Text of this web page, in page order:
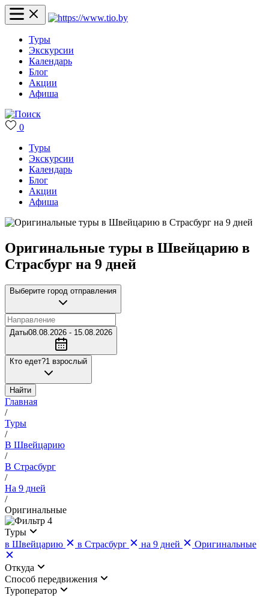
Туры
Экскурсии
Календарь
Блог
Акции
Афиша
0
Туры
Экскурсии
Календарь
Блог
Акции
Афиша
Оригинальные туры в Швейцарию в
Страсбург на 9 дней
Выберите город отправления
Даты08.08.2026 - 15.08.2026
Кто едет?1 взрослый
Найти
Главная
/
Туры
/
В Швейцарию
/
В Страсбург
/
На 9 дней
/
Оригинальные
4
Туры
в Швейцарию
в Страсбург на 9 дней Оригинальные
Откуда
Cпособ передвижения
Туроператор